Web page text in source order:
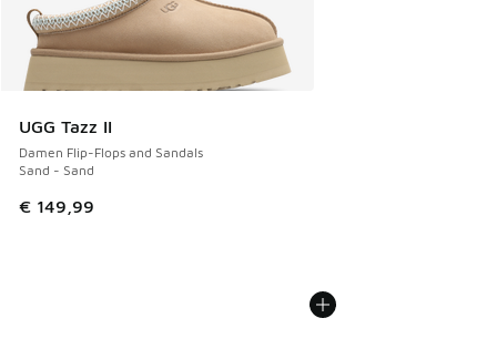
UGG Tazz II
Damen Flip-Flops and Sandals
Sand - Sand
€ 149,99